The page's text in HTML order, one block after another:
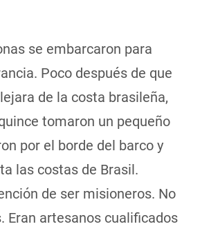
se embarcaron para
Poco después de que
de la costa brasileña,
tomaron un pequeño
por el borde del barco y
las costas de Brasil.
de ser misioneros. No
Eran artesanos cualificados